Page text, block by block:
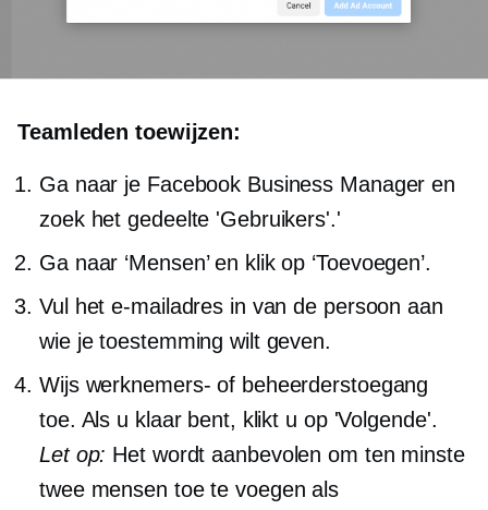
Teamleden toewijzen:
Ga naar je Facebook Business Manager en
zoek het gedeelte 'Gebruikers'.'
Ga naar ‘Mensen’ en klik op ‘Toevoegen’.
Vul het e-mailadres in van de persoon aan
wie je toestemming wilt geven.
Wijs werknemers- of beheerderstoegang
toe. Als u klaar bent, klikt u op 'Volgende'.
Let op: Het wordt aanbevolen om ten minste
twee mensen toe te voegen als